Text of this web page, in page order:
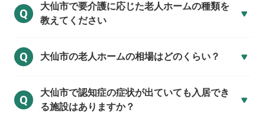
Q
大仙市で要介護に応じた老人ホームの種類を
教えてください
Q 大仙市の老人ホームの相場はどのくらい？
Q
大仙市で認知症の症状が出ていても入居でき
る施設はありますか？